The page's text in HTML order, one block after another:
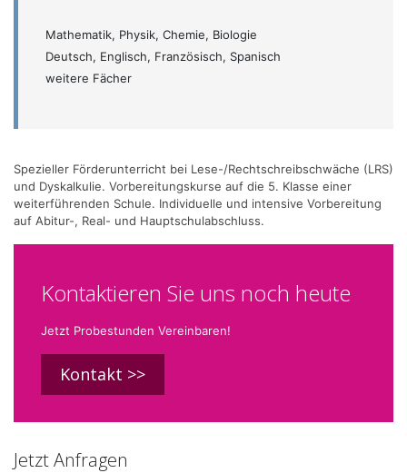
Mathematik, Physik, Chemie, Biologie
Deutsch, Englisch, Französisch, Spanisch
weitere Fächer
Spezieller Förderunterricht bei Lese-/Rechtschreibschwäche (LRS)
und Dyskalkulie. Vorbereitungskurse auf die 5. Klasse einer
weiterführenden Schule. Individuelle und intensive Vorbereitung
auf Abitur-, Real- und Hauptschulabschluss.
Kontaktieren Sie uns noch heute
Jetzt Probestunden Vereinbaren!
Kontakt >>
Jetzt Anfragen